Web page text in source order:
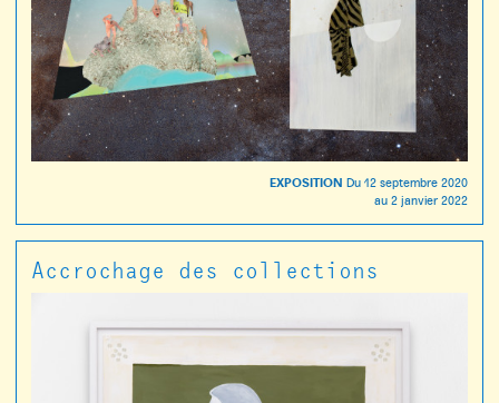
EXPOSITION Du 12 septembre 2020
au 2 janvier 2022
Accrochage des collections